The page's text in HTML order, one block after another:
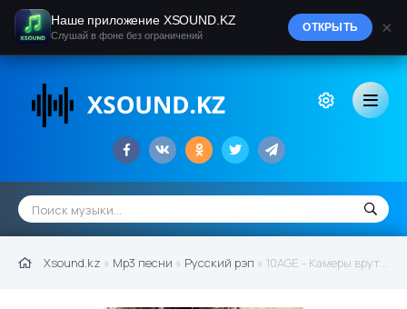
Xsound.kz » Mp3 песни » Русский рэп » 10AGE - Камеры врут (2021)
Наше приложение XSOUND.KZ
Слушай в фоне без ограничений
ОТКРЫТЬ ×